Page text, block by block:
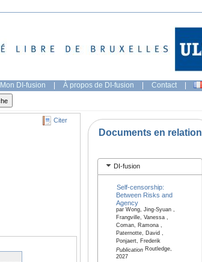
Mon DI-fusion | À propos de DI-fusion | Contact |
Citer
Documents en relation
DI-fusion
Self-censorship:
Between Risks and
Agency
par Wong, Jing-Syuan ,
Frangville, Vanessa ,
Coman, Ramona ,
Paternotte, David ,
Ponjaert, Frederik
PublicationRoutledge,
2027